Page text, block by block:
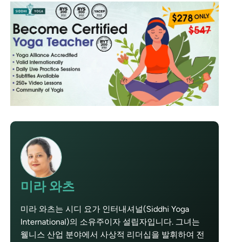
미라 와츠
미라 와츠는 시디 요가 인터내셔널(Siddhi Yoga
International)의 소유주이자 설립자입니다. 그녀는
웰니스 산업 분야에서 사상적 리더십을 발휘하여 전